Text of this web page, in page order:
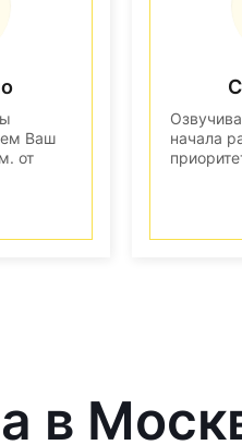
Ваш
от
начала
в